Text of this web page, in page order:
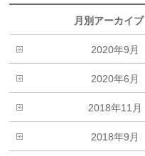
月別アーカイブ
2020年9月
2020年6月
2018年11月
2018年9月